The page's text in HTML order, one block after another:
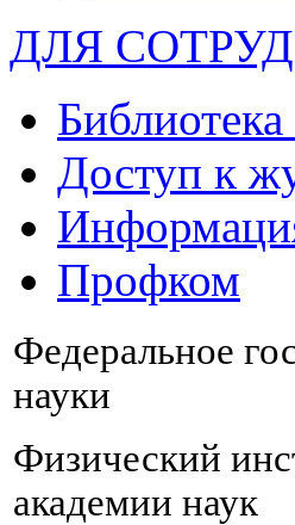
ДЛЯ
Доступ к
Профком
Федеральное
науки
Физический
академии наук